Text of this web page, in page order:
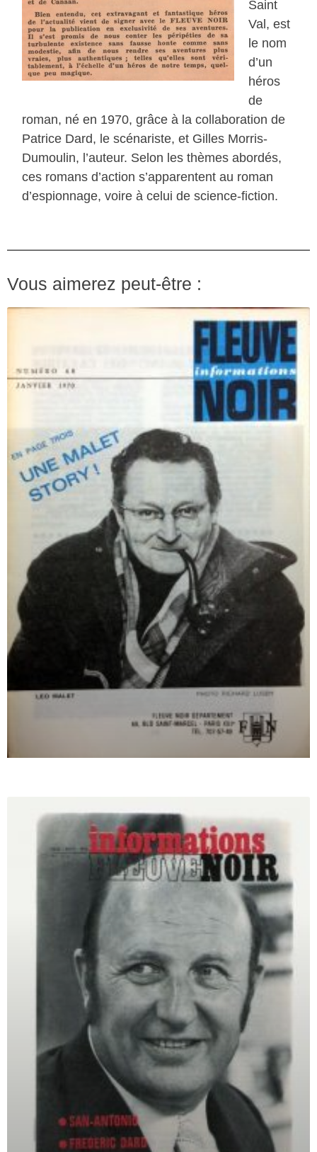
Saint
Val, est
le nom
d’un
héros
de
roman, né en 1970, grâce à la collaboration de
Patrice Dard, le scénariste, et Gilles Morris-
Dumoulin, l’auteur. Selon les thèmes abordés,
ces romans d’action s’apparentent au roman
d’espionnage, voire à celui de science-fiction.
Vous aimerez peut-être :